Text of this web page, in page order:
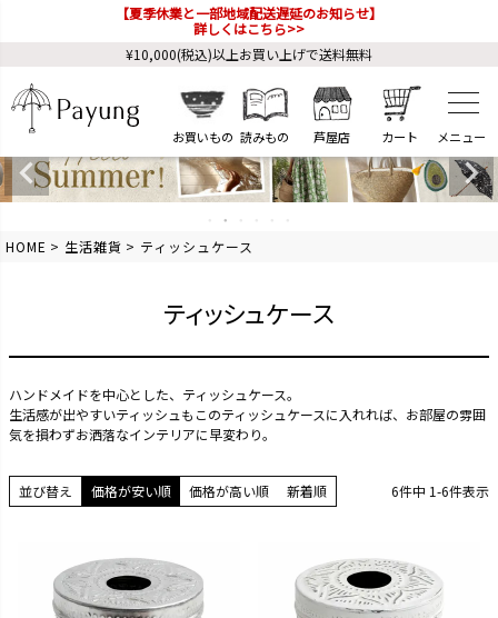
【夏季休業と一部地域配送遅延のお知らせ】
詳しくはこちら>>
¥10,000(税込)以上お買い上げで送料無料
お買いもの 読みもの 芦屋店 カート
HOME 生活雑貨 ティッシュケース
ティッシュケース
ハンドメイドを中心とした、ティッシュケース。
生活感が出やすいティッシュもこのティッシュケースに入れれば、お部屋の雰囲
気を損わずお洒落なインテリアに早変わり。
並び替え 価格が安い順 価格が高い順 新着順 6件中 1-6件表示